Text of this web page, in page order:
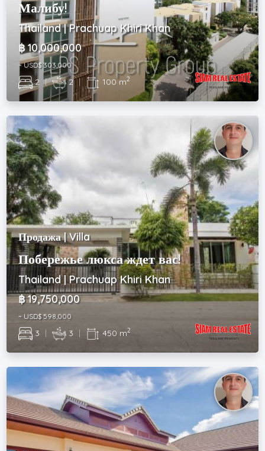
Малибу!
Thailand | Prachuap Khiri Khan
฿ 10,000,000
~ USD$ 303,000
2 | 2 | 100 m2
Продажа | Villa
Побережье люкса ждет вас!
Thailand | Prachuap Khiri Khan
฿ 19,750,000
~ USD$ 598,000
3 | 3 | 450 m2